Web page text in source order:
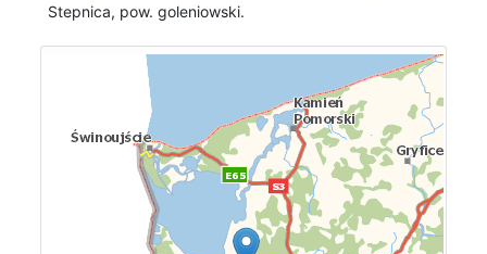
Stepnica, pow. goleniowski.